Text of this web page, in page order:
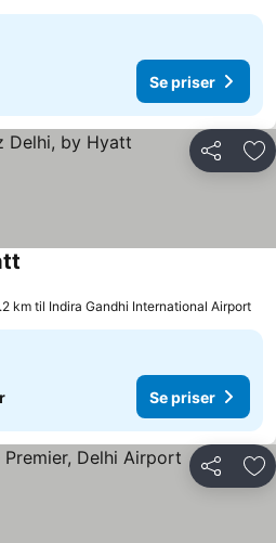
Se priser
Del
km til Indira Gandhi International Airport
Se priser
Del